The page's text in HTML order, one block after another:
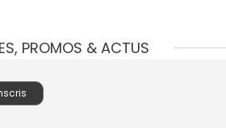
PROMOS & ACTUS